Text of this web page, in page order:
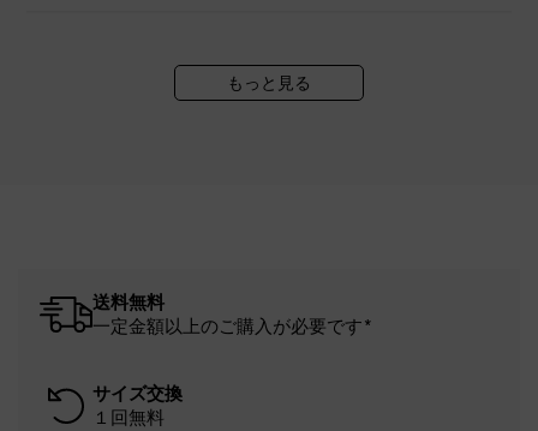
もっと見る
送料無料
一定金額以上のご購入が必要です*
サイズ交換
１回無料